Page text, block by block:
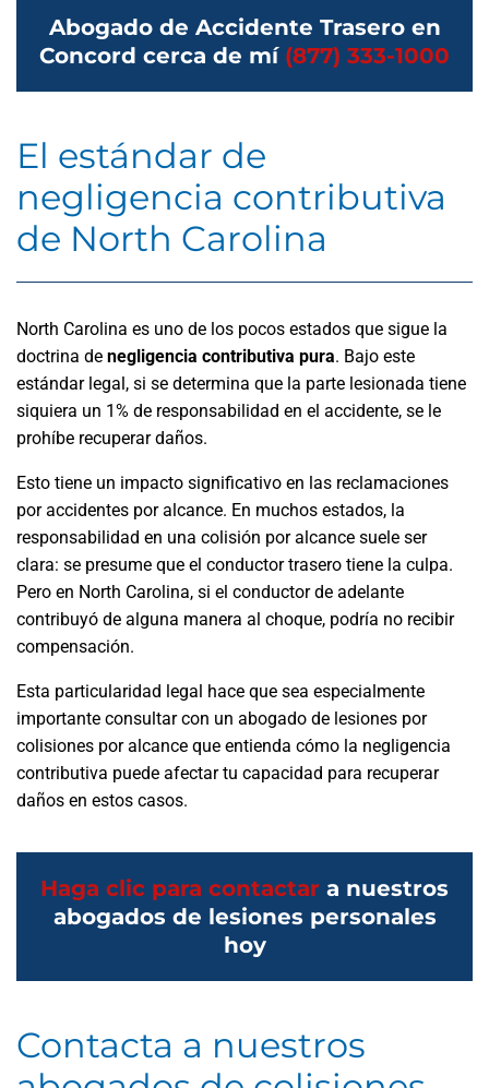
Abogado de Accidente Trasero en
Concord cerca de mí (877) 333-1000
El estándar de
negligencia contributiva
de North Carolina
North Carolina es uno de los pocos estados que sigue la
doctrina de negligencia contributiva pura. Bajo este
estándar legal, si se determina que la parte lesionada tiene
siquiera un 1% de responsabilidad en el accidente, se le
prohíbe recuperar daños.
Esto tiene un impacto significativo en las reclamaciones
por accidentes por alcance. En muchos estados, la
responsabilidad en una colisión por alcance suele ser
clara: se presume que el conductor trasero tiene la culpa.
Pero en North Carolina, si el conductor de adelante
contribuyó de alguna manera al choque, podría no recibir
compensación.
Esta particularidad legal hace que sea especialmente
importante consultar con un abogado de lesiones por
colisiones por alcance que entienda cómo la negligencia
contributiva puede afectar tu capacidad para recuperar
daños en estos casos.
Haga clic para contactar a nuestros
abogados de lesiones personales
hoy
Contacta a nuestros